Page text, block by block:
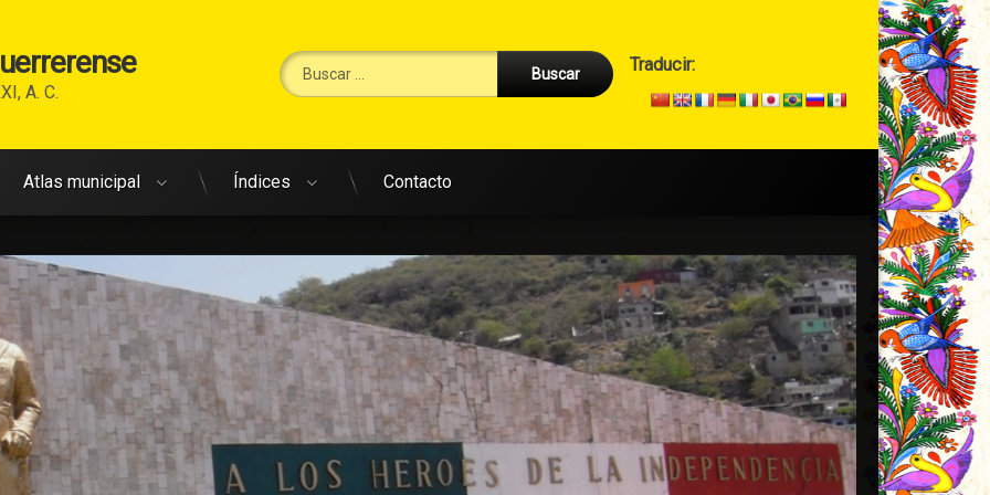
A. C.
Buscar:
→
Secundario
Traducir:
Atlas municipal Índices Contacto